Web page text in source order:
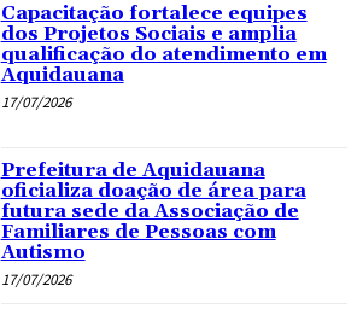
Capacitação fortalece equipes
dos Projetos Sociais e amplia
qualificação do atendimento em
Aquidauana
17/07/2026
Prefeitura de Aquidauana
oficializa doação de área para
futura sede da Associação de
Familiares de Pessoas com
Autismo
17/07/2026